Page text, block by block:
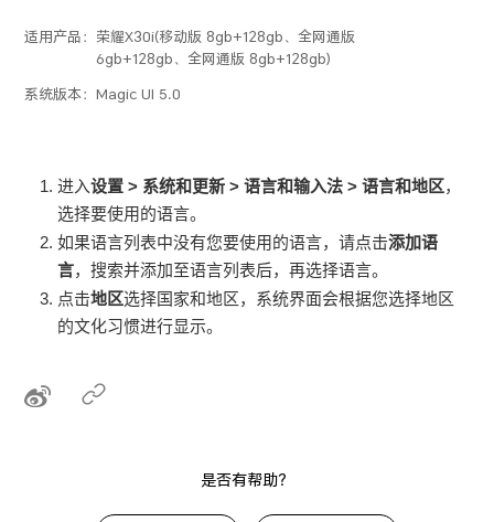
适用产品： 荣耀X30i(移动版 8gb+128gb、全网通版
6gb+128gb、全网通版 8gb+128gb)
系统版本：Magic UI 5.0
进入设置 > 系统和更新 >语言和输入法 >语言和地区，
选择要使用的语言。
如果语言列表中没有您要使用的语言，请点击添加语
言，搜索并添加至语言列表后，再选择语言。
点击地区选择国家和地区，系统界面会根据您选择地区
的文化习惯进行显示。
是否有帮助？